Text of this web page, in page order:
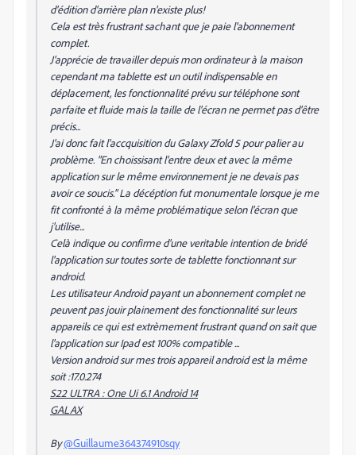
d'édition d'arrière plan n'existe plus!
Cela est très frustrant sachant que je paie l'abonnement
complet.
J'apprécie de travailler depuis mon ordinateur à la maison
cependant ma tablette est un outil indispensable en
déplacement, les fonctionnalité prévu sur téléphone sont
parfaite et fluide mais la taille de l'écran ne permet pas d'être
précis...
J'ai donc fait l'accquisition du Galaxy Zfold 5 pour palier au
problème. "En choissisant l'entre deux et avec la même
application sur le même environnement je ne devais pas
avoir ce soucis." La décéption fut monumentale lorsque je me
fit confronté à la même problématique selon l'écran que
j'utilise...
Celà indique ou confirme d'une veritable intention de bridé
l'application sur toutes sorte de tablette fonctionnant sur
android.
Les utilisateur Android payant un abonnement complet ne
peuvent pas jouir plainement des fonctionnalité sur leurs
appareils ce qui est extrèmement frustrant quand on sait que
l'application sur Ipad est 100% compatible ...
Version android sur mes trois appareil android est la même
soit :17.0.274
S22 ULTRA : One Ui 6.1 Android 14
GALAX
By@Guillaume364374910sqy